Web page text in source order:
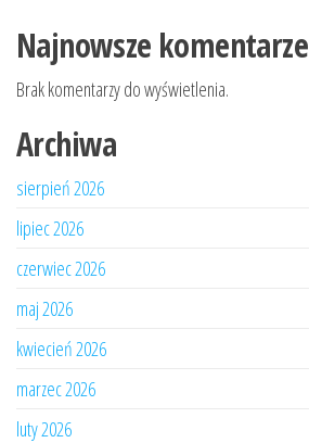
Najnowsze komentarze
Brak komentarzy do wyświetlenia.
Archiwa
sierpień 2026
lipiec 2026
czerwiec 2026
maj 2026
kwiecień 2026
marzec 2026
luty 2026